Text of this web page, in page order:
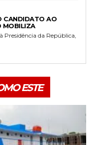
CANDIDATO AO
MOBILIZA
Presidência da República,
ESTE